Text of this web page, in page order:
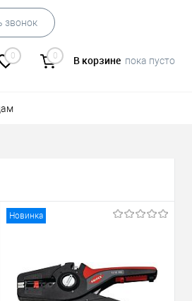
звонок
0 0 В корзине пока пусто
Новинка